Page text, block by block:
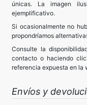
únicas. La imagen
ejemplificativo.
Si ocasionalmente no
propondríamos
Consulte la
contacto o haciendo
referencia expuesta en la
Envíos y